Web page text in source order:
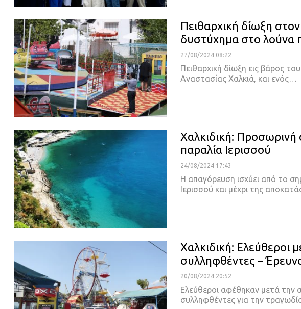
Πειθαρχική δίωξη
δυστύχημα στο λούνα
27/08/2024 08:22
Πειθαρχική δίωξη εις βάρος
Αναστασίας Χαλκιά, και ενός…
Χαλκιδική:
παραλία Ιερισσού
24/08/2024 17:43
Η απαγόρευση ισχύει από το
Ιερισσού και μέχρι της
Χαλκιδική: Ελεύθεροι
συλληφθέντες –
20/08/2024 20:52
Ελεύθεροι αφέθηκαν μετά την
συλληφθέντες για την